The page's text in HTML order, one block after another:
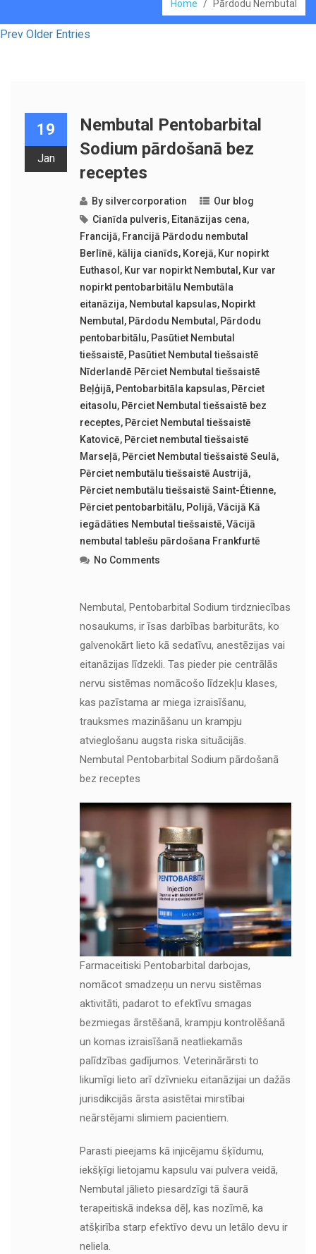
Home / Pārdodu Nembutal
Prev Older Entries
19
Jan
Nembutal Pentobarbital
Sodium pārdošanā bez
receptes
By silvercorporation
Our blog
Cianīda pulveris, Eitanāzijas cena,
Francijā, Francijā Pārdodu nembutal
Berlīnē, kālija cianīds, Korejā, Kur nopirkt
Euthasol , Kur var nopirkt Nembutal , Kur var
nopirkt pentobarbitālu Nembutāla
eitanāzija, Nembutal kapsulas, Nopirkt
Nembutal , Pārdodu Nembutal , Pārdodu
pentobarbitālu, Pasūtiet Nembutal
tiešsaistē, Pasūtiet Nembutal tiešsaistē
Nīderlandē Pērciet Nembutal tiešsaistē
Beļģijā, Pentobarbitāla kapsulas, Pērciet
eitasolu, Pērciet Nembutal tiešsaistē bez
receptes, Pērciet Nembutal tiešsaistē
Katovicē, Pērciet nembutal tiešsaistē
Marseļā, Pērciet Nembutal tiešsaistē Seulā,
Pērciet nembutālu tiešsaistē Austrijā,
Pērciet nembutālu tiešsaistē Saint-Étienne,
Pērciet pentobarbitālu, Polijā,Vācijā Kā
iegādāties Nembutal tiešsaistē,Vācijā
nembutal tablešu pārdošana Frankfurtē
No Comments
Nembutal, Pentobarbital Sodium tirdzniecības
nosaukums, ir īsas darbības barbiturāts, ko
galvenokārt lieto kā sedatīvu, anestēzijas vai
eitanāzijas līdzekli. Tas pieder pie centrālās
nervu sistēmas nomācošo līdzekļu klases,
kas pazīstama ar miega izraisīšanu,
trauksmes mazināšanu un krampju
atvieglošanu augsta riska situācijās.
Nembutal Pentobarbital Sodium pārdošanā
bez receptes
Farmaceitiski Pentobarbital darbojas,
nomācot smadzeņu un nervu sistēmas
aktivitāti, padarot to efektīvu smagas
bezmiegas ārstēšanā, krampju kontrolēšanā
un komas izraisīšanā neatliekamās
palīdzības gadījumos. Veterinārārsti to
likumīgi lieto arī dzīvnieku eitanāzijai un dažās
jurisdikcijās ārsta asistētai mirstībai
neārstējami slimiem pacientiem.
Parasti pieejams kā injicējamu šķīdumu,
iekšķīgi lietojamu kapsulu vai pulvera veidā,
Nembutal jālieto piesardzīgi tā šaurā
terapeitiskā indeksa dēļ, kas nozīmē, ka
atšķirība starp efektīvo devu un letālo devu ir
neliela.